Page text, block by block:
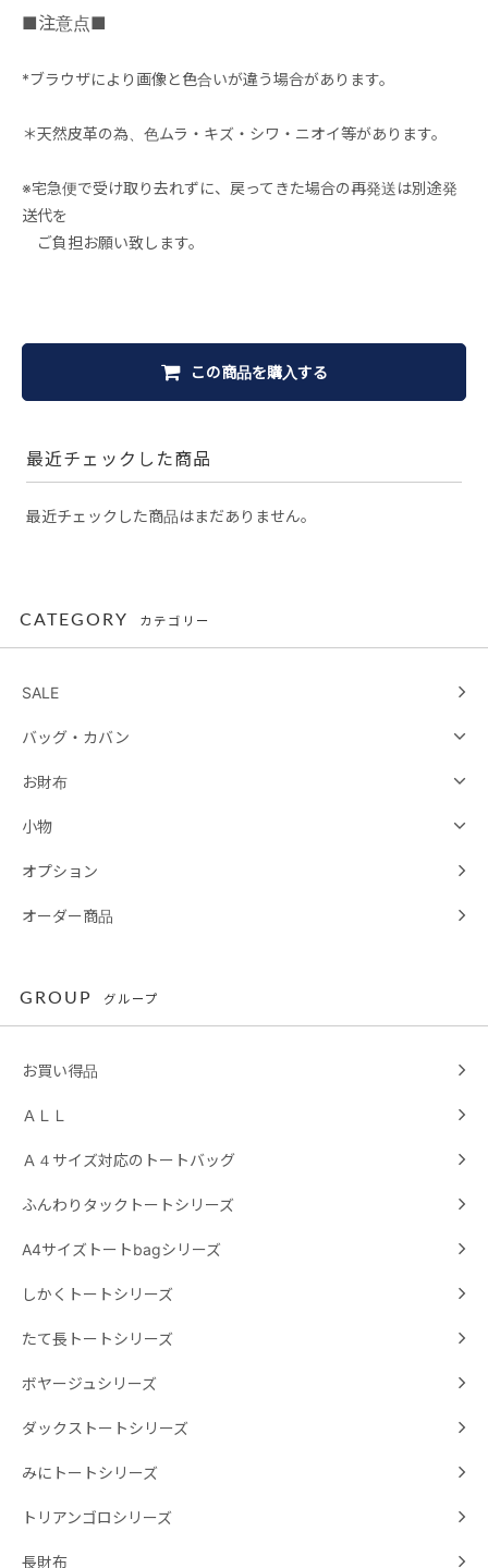
■注意点■
*ブラウザにより画像と色合いが違う場合があります。
＊天然皮革の為、色ムラ・キズ・シワ・ニオイ等があります。
※宅急便で受け取り去れずに、戻ってきた場合の再発送は別途発
送代を
ご負担お願い致します。
この商品を購入する
最近チェックした商品
最近チェックした商品はまだありません。
CATEGORY カテゴリー
SALE
バッグ・カバン
お財布
小物
オプション
オーダー商品
GROUP グループ
お買い得品
ＡＬＬ
Ａ４サイズ対応のトートバッグ
ふんわりタックトートシリーズ
A4サイズトートbagシリーズ
しかくトートシリーズ
たて長トートシリーズ
ボヤージュシリーズ
ダックストートシリーズ
みにトートシリーズ
トリアンゴロシリーズ
長財布